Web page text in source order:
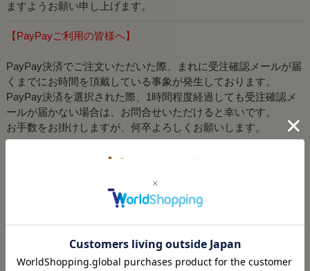
ますようお願い申し上げます。
【PayPayご利用の皆様へ】
PayPay決済でご注文いただいた際、まれに受注確認メールが届
くまでにお時間を頂戴している事象が発生しております。
PayPay決済を選択された際、1時間程度経過しても受注確認メ
ールが届かない場合は、お問合せいただけると幸いです。
お手数をお掛けしますが、何卒よろしくお願いします。
レタスクラブ、塩きくらげ記事へ
2025/04/23